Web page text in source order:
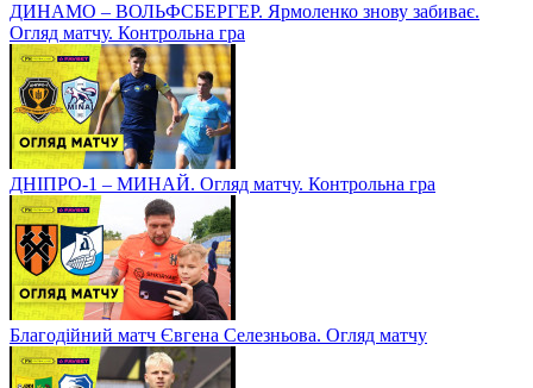
ДИНАМО – ВОЛЬФСБЕРГЕР. Ярмоленко знову забиває.
Огляд матчу. Контрольна гра
ДНІПРО-1 – МИНАЙ. Огляд матчу. Контрольна гра
Благодійний матч Євгена Селезньова. Огляд матчу